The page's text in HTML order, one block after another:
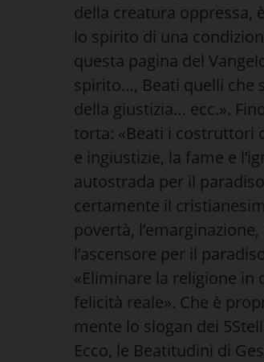
della creatura oppressa,
lo spirito di una
questa pagina del
spirito…, Beati quelli che
della giustizia… ecc.».
torta: «Beati i costruttori
e ingiustizie, la fame e
autostrada per il
certamente il
povertà,
l’ascensore per il
«Eliminare la religione
felicità reale». Che è
mente lo slogan dei
Ecco, le Beatitudini di